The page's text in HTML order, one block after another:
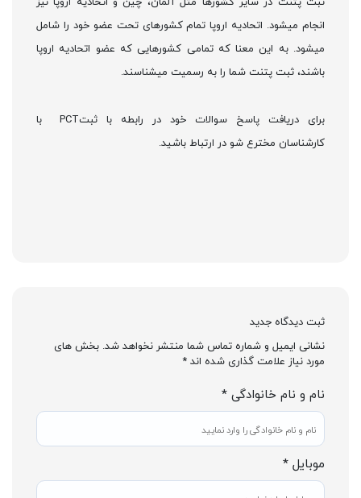
انجام میشود. اتحادیه اروپا تمام کشورهای تحت عضو خود را شامل
میشود. به این معنا که تمامی کشورهایی که عضو اتحادیه اروپا
باشند، ثبت پتنت شما را به رسمیت میشناسند.
برای دریافت پاسخ سوالات خود در رابطه با ثبتPCT با
کارشناسان مخترع شو در ارتباط باشید.
ثبت دیدگاه جدید
نشانی ایمیل و شماره تماس شما منتشر نخواهد شد. بخش های
مورد نیاز علامت گذاری شده اند *
نام و نام خانوادگی *
موبایل *